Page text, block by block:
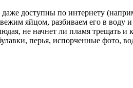
доступны по интернету
яйцом, разбиваем его в
не начнет ли пламя трещать
перья, испорченные фото,